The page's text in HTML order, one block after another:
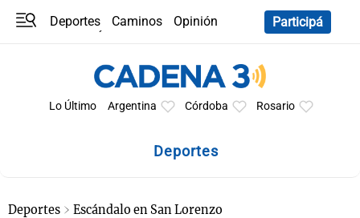
Deportes Caminos
Opinión
Participá
Lo Último Argentina Córdoba Rosario
Deportes
Deportes Escándalo en San Lorenzo